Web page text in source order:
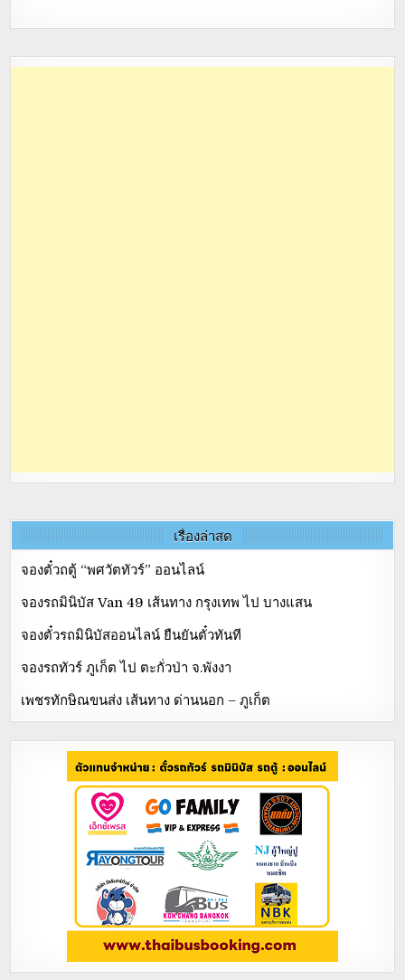
เรื่องล่าสุด
จองตั๋วถตู้ “พศวัตทัวร์” ออนไลน์
จองรถมินิบัส Van 49 เส้นทาง กรุงเทพ ไป บางแสน
จองตั๋วรถมินิบัสออนไลน์ ยืนยันตั๋วทันที
จองรถทัวร์ ภูเก็ต ไป ตะกั่วป่า จ.พังงา
เพชรทักษิณขนส่ง เส้นทาง ด่านนอก – ภูเก็ต